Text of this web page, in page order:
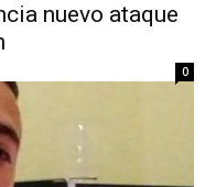
nuevo ataque
0